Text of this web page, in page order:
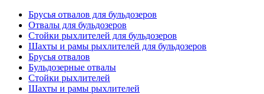
Брусья отвалов для бульдозеров
Отвалы для бульдозеров
Стойки рыхлителей для бульдозеров
Шахты и рамы рыхлителей для бульдозеров
Брусья отвалов
Бульдозерные отвалы
Стойки рыхлителей
Шахты и рамы рыхлителей